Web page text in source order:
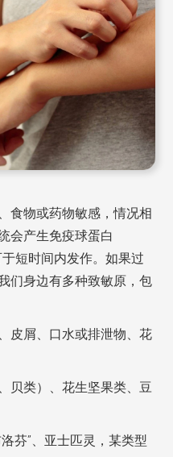
食物或药物敏感，情况相
会产生免疫球蛋白
于短时间内发作。如果过
们身边有多种致敏原，包
皮屑、口水或排泄物、花
贝类）、花生坚果类、豆
芬”、亚士匹灵，某类型